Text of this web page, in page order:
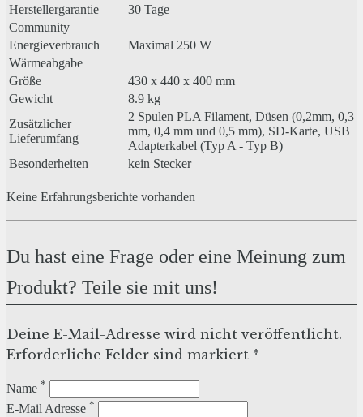
Herstellergarantie
30 Tage
Community
Energieverbrauch
Maximal 250 W
Wärmeabgabe
Größe
430 x 440 x 400 mm
Gewicht
8.9 kg
Zusätzlicher
Lieferumfang
2 Spulen PLA Filament, Düsen (0,2mm, 0,3
mm, 0,4 mm und 0,5 mm), SD-Karte, USB
Adapterkabel (Typ A - Typ B)
Besonderheiten
kein Stecker
Keine Erfahrungsberichte vorhanden
Du hast eine Frage oder eine Meinung zum
Produkt? Teile sie mit uns!
Deine E-Mail-Adresse wird nicht veröffentlicht.
Erforderliche Felder sind markiert *
Name *
E-Mail Adresse *